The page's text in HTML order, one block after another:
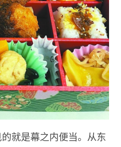
就是幕之内便当。从东